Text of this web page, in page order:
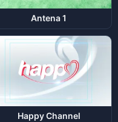
Antena 1
Happy Channel